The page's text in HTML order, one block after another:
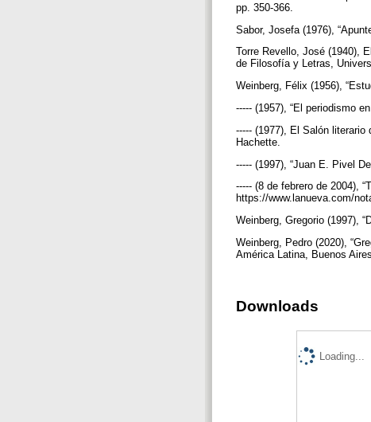
pp. 350-366.
Sabor, Josefa (1976),
Torre Revello, José (1940),
de Filosofía y Letras,
Weinberg, Félix (1956),
----- (1957), “El periodismo
----- (1977), El Salón
Hachette.
----- (1997), “Juan E. Pivel
----- (8 de febrero de 2004),
https://www.lanueva.com/
Weinberg, Gregorio (1997),
Weinberg, Pedro (2020),
América Latina, Buenos
Downloads
Loading...